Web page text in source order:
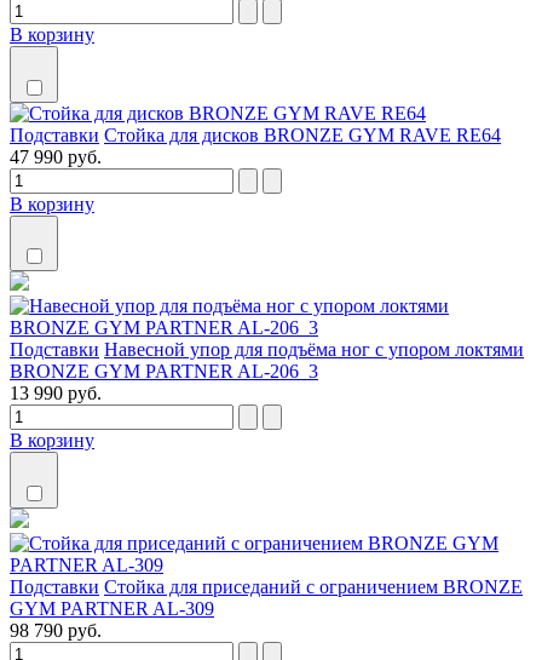
В корзину
Подставки Стойка для дисков BRONZE GYM RAVE RE64
47 990 руб.
В корзину
Подставки Навесной упор для подъёма ног с упором локтями
BRONZE GYM PARTNER AL-206_3
13 990 руб.
В корзину
Подставки Стойка для приседаний с ограничением BRONZE
GYM PARTNER AL-309
98 790 руб.